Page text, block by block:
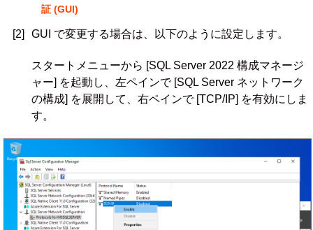
証 (GUI)
[2] GUI で変更する場合は、以下のように設定します。
スタートメニューから [SQL Server 2022 構成マネージ
ャー] を起動し、左ペインで [SQL Server ネットワーク
の構成] を展開して、右ペインで [TCP/IP] を有効にしま
す。